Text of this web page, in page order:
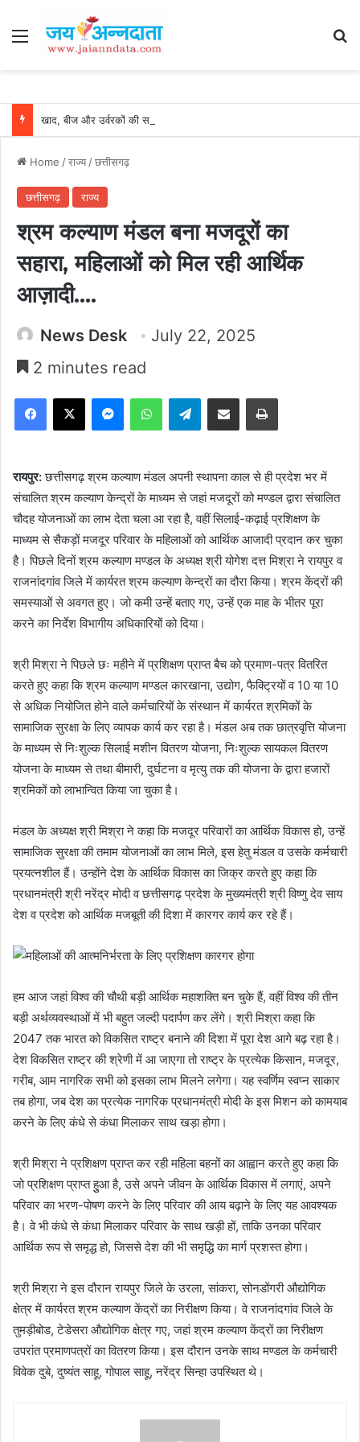
Menu
Home /राज्य/छत्तीसगढ़
छत्तीसगढ़ राज्य
श्रम कल्याण मंडल बना मजदूरों का
सहारा, महिलाओं को मिल रही आर्थिक
आज़ादी….
News Desk
July 22, 2025
2 minutes read
Facebook
X MessengerWhatsAppTelegramShare via Email Print
रायपुर:छत्तीसगढ़ श्रम कल्याण मंडल अपनी स्थापना काल से ही प्रदेश भर में
संचालित श्रम कल्याण केन्द्रों के माध्यम से जहां मजदूरों को मण्डल द्वारा संचालित
चौदह योजनाओं का लाभ देता चला आ रहा है, वहीं सिलाई-कढ़ाई प्रशिक्षण के
माध्यम से सैकड़ों मजदूर परिवार के महिलाओं को आर्थिक आजादी प्रदान कर चुका
है। पिछले दिनों श्रम कल्याण मण्डल के अध्यक्ष श्री योगेश दत्त मिश्रा ने रायपुर व
राजनांदगांव जिले में कार्यरत श्रम कल्याण केन्द्रों का दौरा किया। श्रम केंद्रों की
समस्याओं से अवगत हुए। जो कमी उन्हें बताए गए, उन्हें एक माह के भीतर पूरा
करने का निर्देश विभागीय अधिकारियों को दिया।
श्री मिश्रा ने पिछले छः महीने में प्रशिक्षण प्राप्त बैच को प्रमाण-पत्र वितरित
करते हुए कहा कि श्रम कल्याण मण्डल कारखाना, उद्योग, फैक्ट्रियों व 10 या 10
से अधिक नियोजित होने वाले कर्मचारियों के संस्थान में कार्यरत श्रमिकों के
सामाजिक सुरक्षा के लिए व्यापक कार्य कर रहा है। मंडल अब तक छात्रवृत्ति योजना
के माध्यम से निःशुल्क सिलाई मशीन वितरण योजना, निःशुल्क सायकल वितरण
योजना के माध्यम से तथा बीमारी, दुर्घटना व मृत्यु तक की योजना के द्वारा हजारों
श्रमिकों को लाभान्वित किया जा चुका है।
मंडल के अध्यक्ष श्री मिश्रा ने कहा कि मजदूर परिवारों का आर्थिक विकास हो, उन्हें
सामाजिक सुरक्षा की तमाम योजनाओं का लाभ मिले, इस हेतु मंडल व उसके कर्मचारी
प्रयत्नशील हैं। उन्होंने देश के आर्थिक विकास का जिक्र करते हुए कहा कि
प्रधानमंत्री श्री नरेंद्र मोदी व छत्तीसगढ़ प्रदेश के मुख्यमंत्री श्री विष्णु देव साय
देश व प्रदेश को आर्थिक मजबूती की दिशा में कारगर कार्य कर रहे हैं।
हम आज जहां विश्व की चौथी बड़ी आर्थिक महाशक्ति बन चुके हैं, वहीं विश्व की तीन
बड़ी अर्थव्यवस्थाओं में भी बहुत जल्दी पदार्पण कर लेंगे। श्री मिश्रा कहा कि
2047 तक भारत को विकसित राष्ट्र बनाने की दिशा में पूरा देश आगे बढ़ रहा है।
देश विकसित राष्ट्र की श्रेणी में आ जाएगा तो राष्ट्र के प्रत्येक किसान, मजदूर,
गरीब, आम नागरिक सभी को इसका लाभ मिलने लगेगा। यह स्वर्णिम स्वप्न साकार
तब होगा, जब देश का प्रत्येक नागरिक प्रधानमंत्री मोदी के इस मिशन को कामयाब
करने के लिए कंधे से कंधा मिलाकर साथ खड़ा होगा।
श्री मिश्रा ने प्रशिक्षण प्राप्त कर रही महिला बहनों का आह्वान करते हुए कहा कि
जो प्रशिक्षण प्राप्त हुुआ है, उसे अपने जीवन के आर्थिक विकास में लगाएं, अपने
परिवार का भरण-पोषण करने के लिए परिवार की आय बढ़ाने के लिए यह आवश्यक
है। वे भी कंधे से कंधा मिलाकर परिवार के साथ खड़ी हों, ताकि उनका परिवार
आर्थिक रूप से समृद्ध हो, जिससे देश की भी समृद्धि का मार्ग प्रशस्त होगा।
श्री मिश्रा ने इस दौरान रायपुर जिले के उरला, सांकरा, सोनडोंगरी औद्योगिक
क्षेत्र में कार्यरत श्रम कल्याण केंद्रों का निरीक्षण किया। वे राजनांदगांव जिले के
तुमड़ीबोड, टेडेसरा औद्योगिक क्षेत्र गए, जहां श्रम कल्याण केंद्रों का निरीक्षण
उपरांत प्रमाणपत्रों का वितरण किया। इस दौरान उनके साथ मण्डल के कर्मचारी
विवेक दुबे, दुष्यंत साहू, गोपाल साहू, नरेंद्र सिन्हा उपस्थित थे।